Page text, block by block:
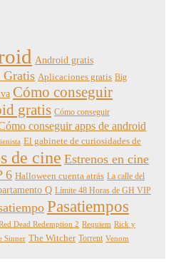
Android gratis
Gratis Aplicaciones gratis Big
Cómo conseguir
gratis Cómo conseguir
conseguir apps de android
El gabinete de curiosidades de
de cine Estrenos en cine
6 Halloween cuenta atrás La calle del
Q Límite 48 Horas de GH VIP
Pasatiempos
Dead Redemption 2 Requiem Rick y
Sinner The Witcher Torrent Venom